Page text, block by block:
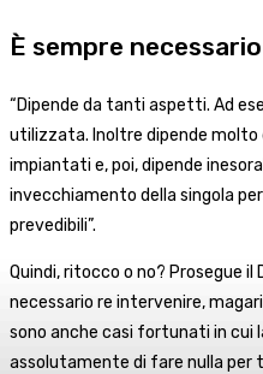
È sempre
“Dipende da tanti aspetti. Ad
utilizzata. Inoltre dipende molto
impiantati e, poi, dipende
invecchiamento della singola
prevedibili”.
Quindi, ritocco o no? Prosegue il
necessario re intervenire,
sono anche casi fortunati in cui
assolutamente di fare nulla per